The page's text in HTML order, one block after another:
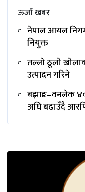
ऊर्जा खबर
नेपाल आयल
नियुक्त
तल्लाे ठूलाे
उत्पादन गरिने
बझाङ–वनलेक
अघि बढाउँदै